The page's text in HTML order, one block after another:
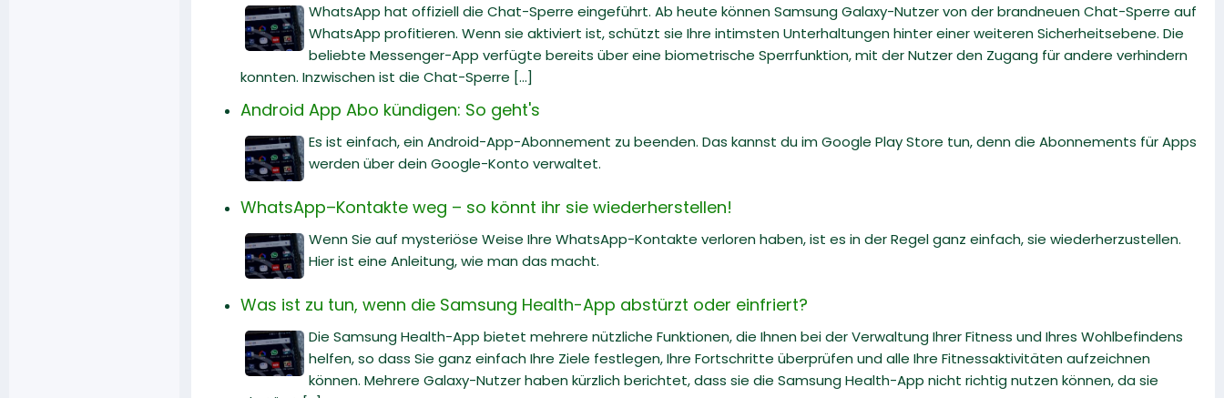
WhatsApp hat offiziell die Chat-Sperre eingeführt. Ab heute können Samsung Galaxy-Nutzer von der brandneuen Chat-Sperre auf
WhatsApp profitieren. Wenn sie aktiviert ist, schützt sie Ihre intimsten Unterhaltungen hinter einer weiteren Sicherheitsebene. Die
beliebte Messenger-App verfügte bereits über eine biometrische Sperrfunktion, mit der Nutzer den Zugang für andere verhindern
konnten. Inzwischen ist die Chat-Sperre [...]
Android App Abo kündigen: So geht's
Es ist einfach, ein Android-App-Abonnement zu beenden. Das kannst du im Google Play Store tun, denn die Abonnements für Apps
werden über dein Google-Konto verwaltet.
WhatsApp–Kontakte weg – so könnt ihr sie wiederherstellen!
Wenn Sie auf mysteriöse Weise Ihre WhatsApp-Kontakte verloren haben, ist es in der Regel ganz einfach, sie wiederherzustellen.
Hier ist eine Anleitung, wie man das macht.
Was ist zu tun, wenn die Samsung Health-App abstürzt oder einfriert?
Die Samsung Health-App bietet mehrere nützliche Funktionen, die Ihnen bei der Verwaltung Ihrer Fitness und Ihres Wohlbefindens
helfen, so dass Sie ganz einfach Ihre Ziele festlegen, Ihre Fortschritte überprüfen und alle Ihre Fitnessaktivitäten aufzeichnen
können. Mehrere Galaxy-Nutzer haben kürzlich berichtet, dass sie die Samsung Health-App nicht richtig nutzen können, da sie